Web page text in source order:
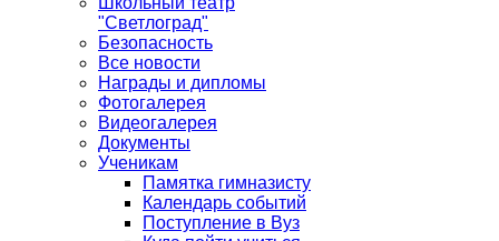
"Светлоград"
Безопасность
Все новости
Награды и дипломы
Фотогалерея
Видеогалерея
Документы
Ученикам
Памятка гимназисту
Календарь событий
Поступление в Вуз